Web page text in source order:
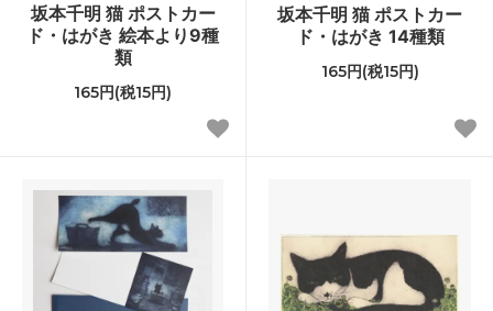
坂本千明 猫 ポストカー
ド・はがき 絵本より9種
類
165円(税15円)
坂本千明 猫 ポストカー
ド・はがき 14種類
165円(税15円)